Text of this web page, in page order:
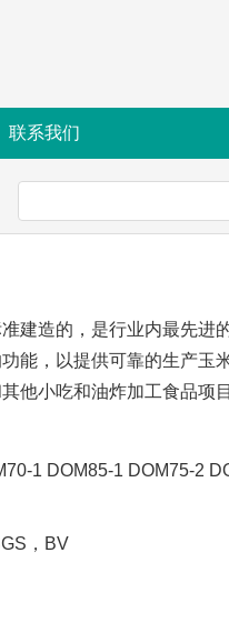
联系我们
建造的，是行业内最先进
能，以提供可靠的生产玉
他小吃和油炸加工食品项
1 DOM85-1 DOM75-2
，BV